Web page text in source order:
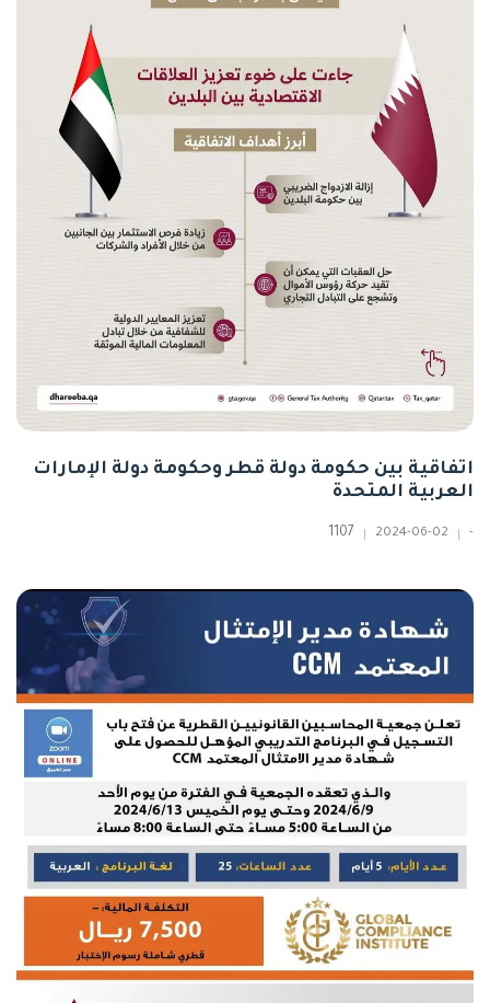
اتفاقية بين حكومة دولة قطر وحكومة دولة الإمارات
العربية المتحدة
-
2024-06-02
1107